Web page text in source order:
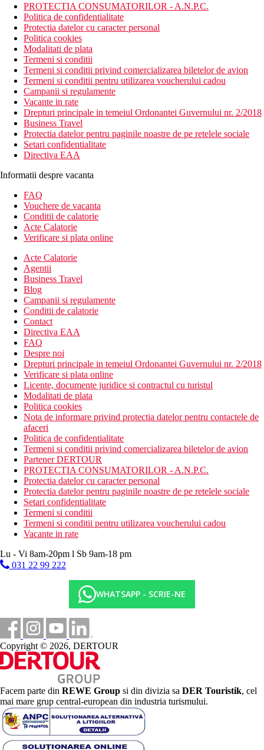
PROTECTIA CONSUMATORILOR - A.N.P.C.
Politica de confidentialitate
Protectia datelor cu caracter personal
Politica cookies
Modalitati de plata
Termeni si conditii
Termeni si conditii privind comercializarea biletelor de avion
Termeni si conditii pentru utilizarea voucherului cadou
Campanii si regulamente
Vacante in rate
Drepturi principale in temeiul Ordonantei Guvernului nr. 2/2018
Business Travel
Protectia datelor pentru paginile noastre de pe retelele sociale
Setari confidentialitate
Directiva EAA
Informatii despre vacanta
FAQ
Vouchere de vacanta
Conditii de calatorie
Acte Calatorie
Verificare si plata online
Acte Calatorie
Agentii
Business Travel
Blog
Campanii si regulamente
Conditii de calatorie
Contact
Directiva EAA
FAQ
Despre noi
Drepturi principale in temeiul Ordonantei Guvernului nr. 2/2018
Verificare si plata online
Licente, documente juridice si contractul cu turistul
Modalitati de plata
Politica cookies
Nota de informare privind protectia datelor pentru contactele de
afaceri
Politica de confidentialitate
Termeni si conditii privind comercializarea biletelor de avion
Partener DERTOUR
PROTECTIA CONSUMATORILOR - A.N.P.C.
Protectia datelor cu caracter personal
Protectia datelor pentru paginile noastre de pe retelele sociale
Setari confidentialitate
Termeni si conditii
Termeni si conditii pentru utilizarea voucherului cadou
Vacante in rate
Lu - Vi 8am-20pm l Sb 9am-18 pm
031 22 99 222
WHATSAPP - SCRIE-NE
Copyright © 2026, DERTOUR
Facem parte din REWE Group si din divizia sa DER Touristik, cel
mai mare grup central-european din industria turismului.